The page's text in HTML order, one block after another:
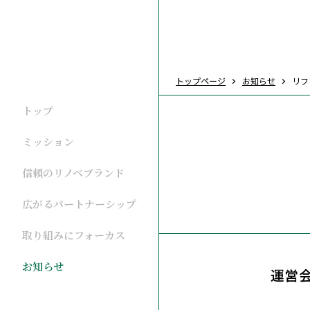
トップ
ミッション
信頼のリノベブランド
広がるパートナーシップ
取り組みにフォーカス
お知らせ
トップページ お知らせ リ
運営